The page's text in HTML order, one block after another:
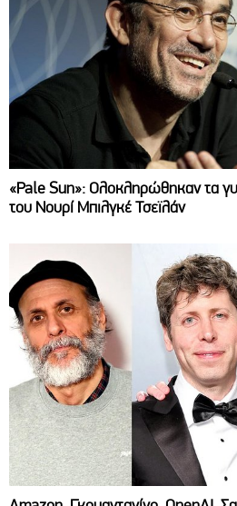
«Pale Sun»: Ολοκληρώθηκαν τα
του Νουρί Μπιλγκέ Τσεϊλάν